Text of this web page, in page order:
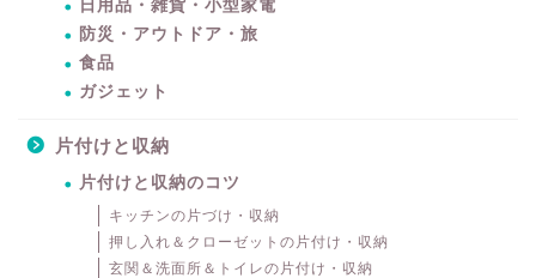
日用品・雑貨・小型家電
防災・アウトドア・旅
食品
ガジェット
片付けと収納
片付けと収納のコツ
キッチンの片づけ・収納
押し入れ＆クローゼットの片付け・収納
玄関＆洗面所＆トイレの片付け・収納